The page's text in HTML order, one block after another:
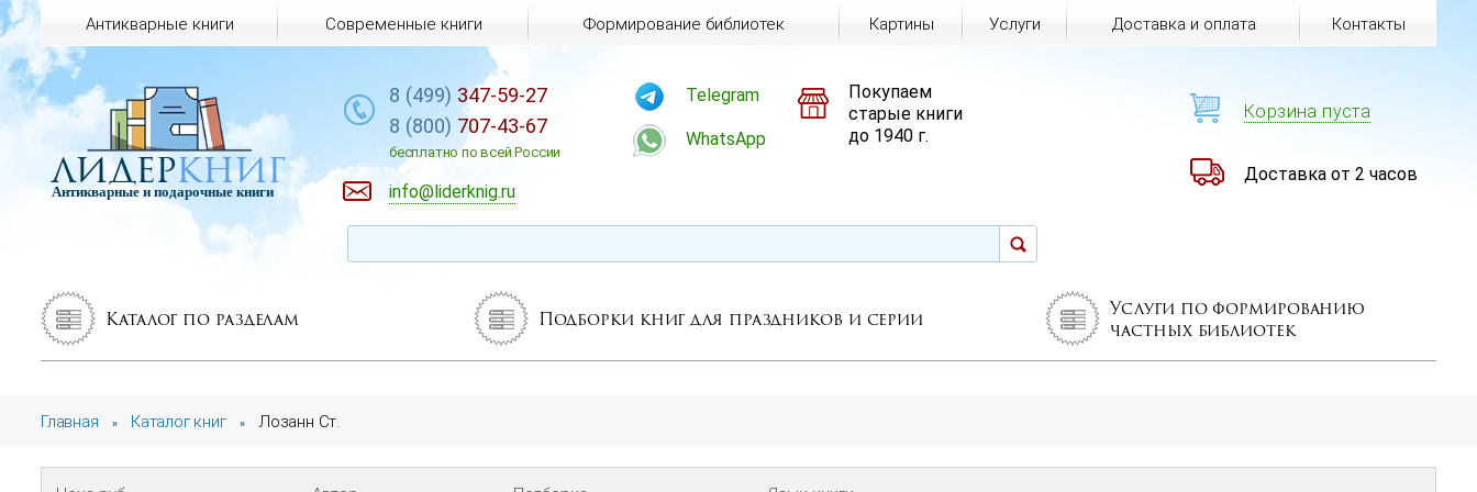
Каталог по разделам Подборки книг для праздников и серии
Услуги по формированию
частных библиотек
Главная » Каталог книг » Лозанн Ст.
Антикварные книги Современные книги Формирование библиотек Картины Услуги Доставка и оплата Контакты
лидеркниг
Антикварные и подарочные книги
8 (499) 347-59-27
8 (800) 707-43-67
бесплатно по всей России
info@liderknig.ru
Telegram
WhatsApp
Покупаем
старые книги
до 1940 г.
Корзина пуста
Доставка от 2 часов